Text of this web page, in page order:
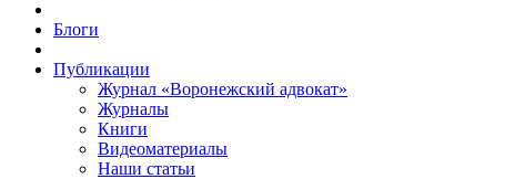
Блоги
Публикации
Журнал «Воронежский адвокат»
Журналы
Книги
Видеоматериалы
Наши статьи